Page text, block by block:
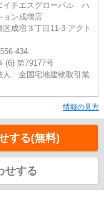
イチエスグローバル ハ
ョン成増店
区成増３丁目11-3 アクト
434
(6) 第79177号
人 全国宅地建物取引業
情報の見方
する(無料)
せする